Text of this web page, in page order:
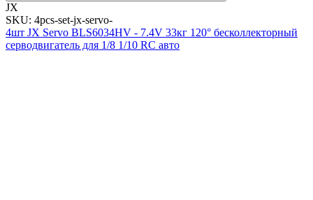
JX
SKU: 4pcs-set-jx-servo-
4шт JX Servo BLS6034HV - 7.4V 33кг 120° бесколлекторный
серводвигатель для 1/8 1/10 RC авто